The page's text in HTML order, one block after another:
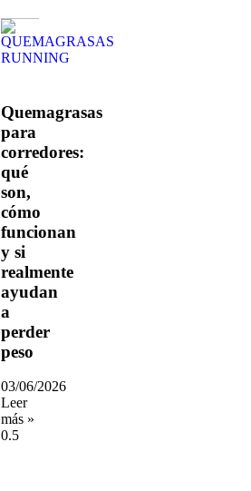
Quemagrasas
para
corredores:
qué
son,
cómo
funcionan
y si
realmente
ayudan
a
perder
peso
03/06/2026
Leer
más »